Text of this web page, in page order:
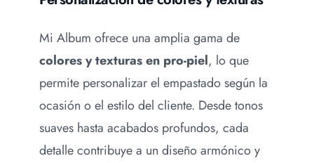
Mi Album ofrece una amplia gama de
colores y texturas en pro-piel, lo que
permite personalizar el empastado según la
ocasión o el estilo del cliente. Desde tonos
suaves hasta acabados profundos, cada
detalle contribuye a un diseño armónico y